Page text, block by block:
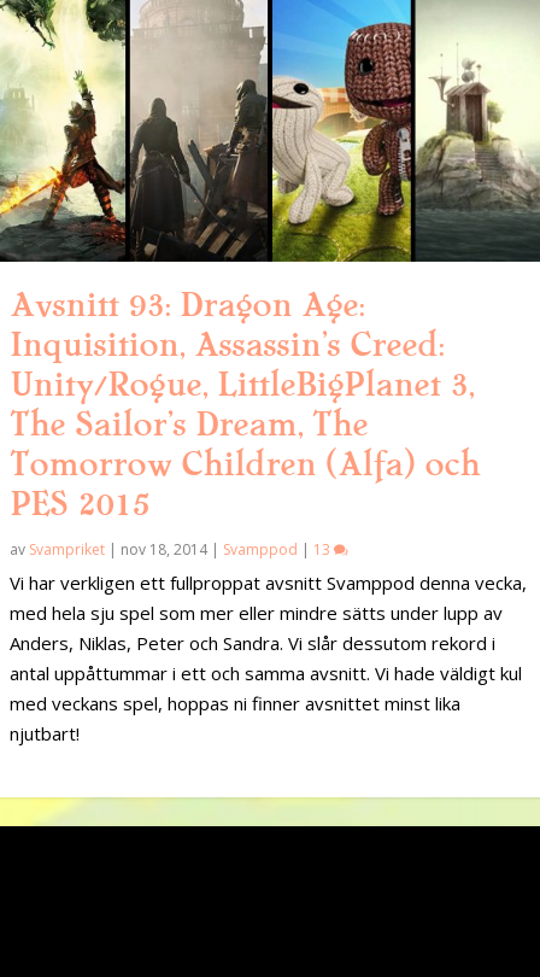
Avsnitt 93: Dragon Age:
Inquisition, Assassin’s Creed:
Unity/Rogue, LittleBigPlanet 3,
The Sailor’s Dream, The
Tomorrow Children (Alfa) och
PES 2015
av Svampriket | nov 18, 2014| Svamppod | 13
Vi har verkligen ett fullproppat avsnitt Svamppod denna vecka,
med hela sju spel som mer eller mindre sätts under lupp av
Anders, Niklas, Peter och Sandra. Vi slår dessutom rekord i
antal uppåttummar i ett och samma avsnitt. Vi hade väldigt kul
med veckans spel, hoppas ni finner avsnittet minst lika
njutbart!